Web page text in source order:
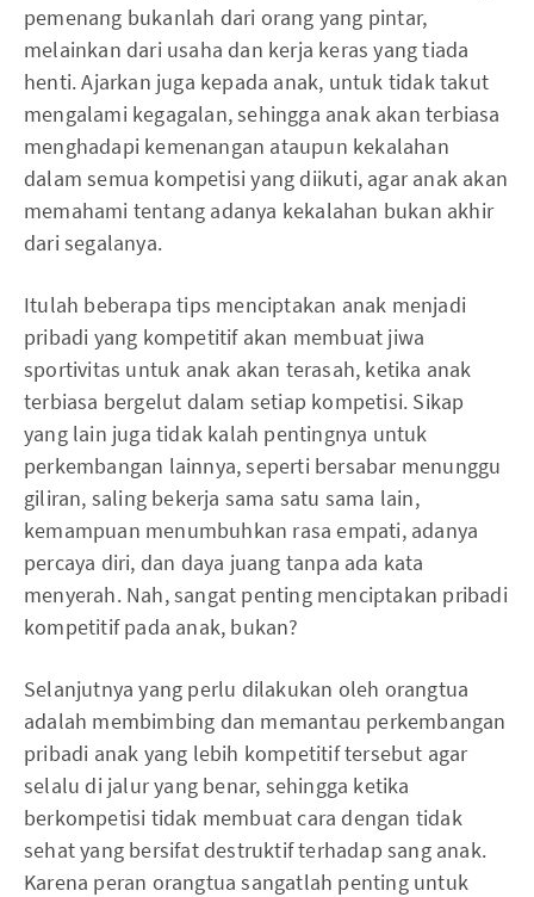
pemenang bukanlah dari orang yang pintar,
melainkan dari usaha dan kerja keras yang tiada
henti. Ajarkan juga kepada anak, untuk tidak takut
mengalami kegagalan, sehingga anak akan terbiasa
menghadapi kemenangan ataupun kekalahan
dalam semua kompetisi yang diikuti, agar anak akan
memahami tentang adanya kekalahan bukan akhir
dari segalanya.
Itulah beberapa tips menciptakan anak menjadi
pribadi yang kompetitif akan membuat jiwa
sportivitas untuk anak akan terasah, ketika anak
terbiasa bergelut dalam setiap kompetisi. Sikap
yang lain juga tidak kalah pentingnya untuk
perkembangan lainnya, seperti bersabar menunggu
giliran, saling bekerja sama satu sama lain,
kemampuan menumbuhkan rasa empati, adanya
percaya diri, dan daya juang tanpa ada kata
menyerah. Nah, sangat penting menciptakan pribadi
kompetitif pada anak, bukan?
Selanjutnya yang perlu dilakukan oleh orangtua
adalah membimbing dan memantau perkembangan
pribadi anak yang lebih kompetitif tersebut agar
selalu di jalur yang benar, sehingga ketika
berkompetisi tidak membuat cara dengan tidak
sehat yang bersifat destruktif terhadap sang anak.
Karena peran orangtua sangatlah penting untuk